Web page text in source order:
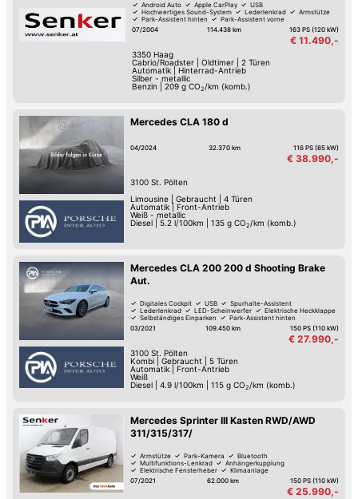
Android Auto Apple CarPlay
USB
Hochwertiges Sound-System
Lederlenkrad
Armstütze
Park-Assistent hinten
Park-Assistent vorne
07/2004
114.438 km 163 PS (120 kW)
€ 11.490,-
3350 Haag
Cabrio/Roadster |Oldtimer
2 Türen
Automatik |Hinterrad-Antrieb
Silber - metallic
Benzin
|209 g CO2/km (komb.)
Mercedes CLA 180 d
04/2024 32.370 km 116 PS (85 kW)
€ 38.990,-
3100 St. Pölten
Limousine| Gebraucht
4 Türen
Automatik| Front-Antrieb
Weiß - metallic
Diesel
5.2 l/100km 135 g CO2 /km (komb.)
Mercedes CLA 200 200 d Shooting Brake
Aut.
Digitales Cockpit USB
Spurhalte-Assistent
Lederlenkrad
LED-Scheinwerfer
Elektrische Heckklappe
Selbständiges Einparken
Park-Assistent hinten
03/2021
109.450 km 150 PS (110 kW)
€ 27.990,-
3100 St. Pölten
Kombi| Gebraucht
5 Türen
Automatik| Front-Antrieb
Weiß
Diesel
4.9 l/100km 115 g CO2 /km (komb.)
Mercedes Sprinter III Kasten RWD/AWD
311/315/317/
Armstütze Park-Kamera
Bluetooth
Multifunktions-Lenkrad
Anhängerkupplung
Elektrische Fensterheber
Klimaanlage
07/2021
62.000 km 150 PS (110 kW)
€ 25.990,-